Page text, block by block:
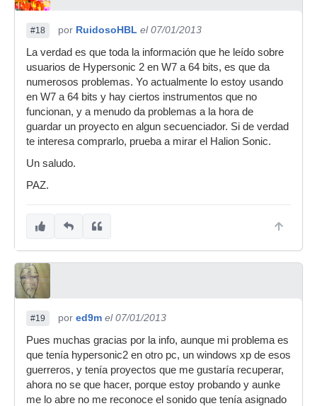
#18 por RuidosoHBL el 07/01/2013
La verdad es que toda la información que he leído sobre
usuarios de Hypersonic 2 en W7 a 64 bits, es que da
numerosos problemas. Yo actualmente lo estoy usando
en W7 a 64 bits y hay ciertos instrumentos que no
funcionan, y a menudo da problemas a la hora de
guardar un proyecto en algun secuenciador. Si de verdad
te interesa comprarlo, prueba a mirar el Halion Sonic.
Un saludo.
PAZ.
#19 por ed9m el 07/01/2013
Pues muchas gracias por la info, aunque mi problema es
que tenía hypersonic2 en otro pc, un windows xp de esos
guerreros, y tenía proyectos que me gustaría recuperar,
ahora no se que hacer, porque estoy probando y aunke
me lo abre no me reconoce el sonido que tenía asignado